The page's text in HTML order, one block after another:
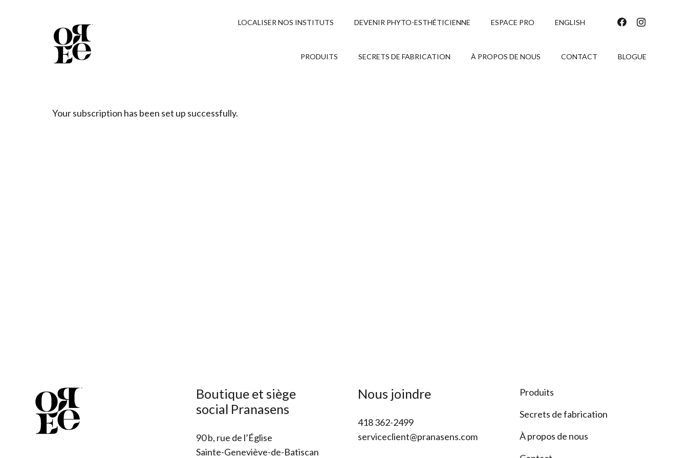
LOCALISER NOS INSTITUTS DEVENIR PHYTO-ESTHÉTICIENNE ESPACE PRO ENGLISH
PRODUITS SECRETS DE FABRICATION À PROPOS DE NOUS CONTACT BLOGUE
Your subscription has been set up successfully.
Boutique et siège
social Pranasens
90 b, rue de l’Église
Sainte-Geneviève-de-Batiscan
Nous joindre
418 362-2499
serviceclient@pranasens.com
Produits
Secrets de fabrication
À propos de nous